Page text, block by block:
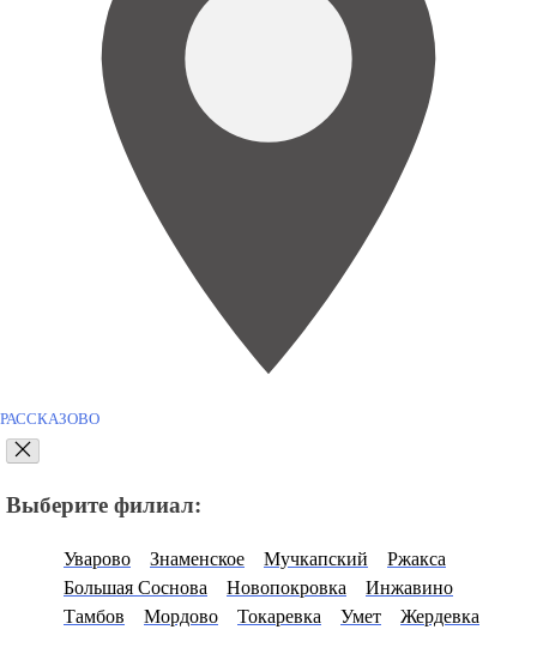
РАССКАЗОВО
Выберите филиал:
Уварово Знаменское Мучкапский
Ржакса
Большая Соснова
Новопокровка
Инжавино
Тамбов
Мордово Токаревка Умет Жердевка